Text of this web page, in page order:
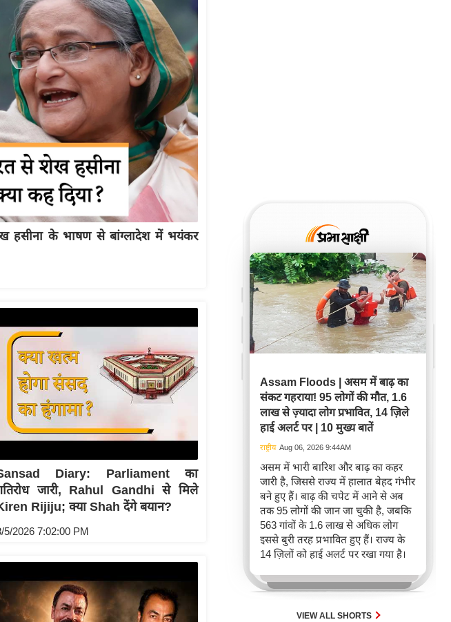
के भाषण से बांग्लादेश में भयंकर
Diary: Parliament का
जारी, Rahul Gandhi से मिले
Rijiju; क्या Shah देंगे बयान?
5/2026 7:02:00 PM
Assam Floods | असम में बाढ़ का
संकट गहराया! 95 लोगों की मौत, 1.6
लाख से ज़्यादा लोग प्रभावित, 14 ज़िले
हाई अलर्ट पर | 10 मुख्य बातें
राष्ट्रीय Aug 06, 2026 9:44AM
असम में भारी बारिश और बाढ़ का कहर
जारी है, जिससे राज्य में हालात बेहद गंभीर
बने हुए हैं। बाढ़ की चपेट में आने से अब
तक 95 लोगों की जान जा चुकी है, जबकि
563 गांवों के 1.6 लाख से अधिक लोग
इससे बुरी तरह प्रभावित हुए हैं। राज्य के
14 ज़िलों को हाई अलर्ट पर रखा गया है।
VIEW ALL SHORTS